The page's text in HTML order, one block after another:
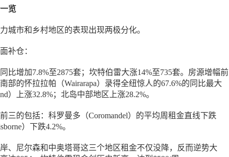
览
城市和乡村地区的表现出现两极分化。
补仓：
比增加7.8%至2875套；坎特伯雷大涨14%至735套。房源增幅前
部的怀拉拉帕（Wairarapa）录得全纽惊人的67.6%的同比最大
）上涨32.8%；北岛中部地区上涨28.2%。
三的包括：科罗曼多（Coromandel）的平均周租金直线下跌
）下跌4.2%。
、尼尔森和中奥塔哥这三个地区租金不仅没降，反而逆势大